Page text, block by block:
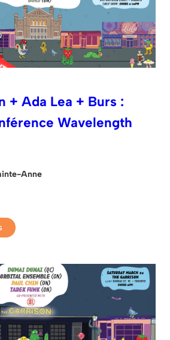
+ Ada Lea + Burs :
Wavelength
Anne